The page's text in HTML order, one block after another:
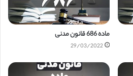
ماده 686 قانون مدنی
29/03/2022